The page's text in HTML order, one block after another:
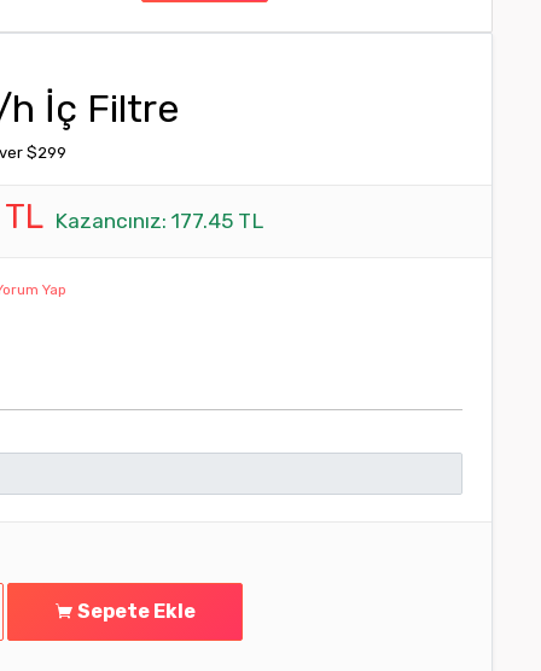
h İç Filtre
$299
Kazancınız: 177.45 TL
Yap
Sepete Ekle